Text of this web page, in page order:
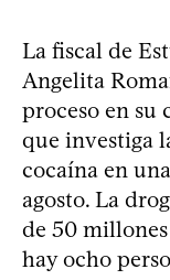
La fiscal de
Angelita
proceso en su
que investiga
cocaína en
agosto. La
de 50 millones
hay ocho